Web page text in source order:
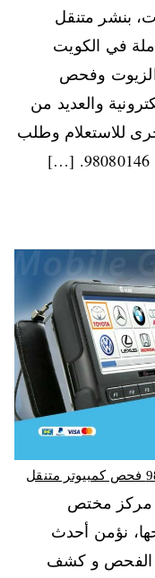
بنشر متنقل
في الكويت
والزيوت وفحص
والعديد من
للاستعلام وطلب
مركز مختص
نؤمن أحدث
الفحص و كشف